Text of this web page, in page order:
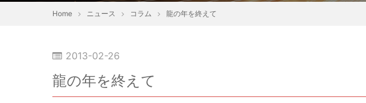
Home ニュース コラム 龍の年を終えて
2013-02-26
龍の年を終えて